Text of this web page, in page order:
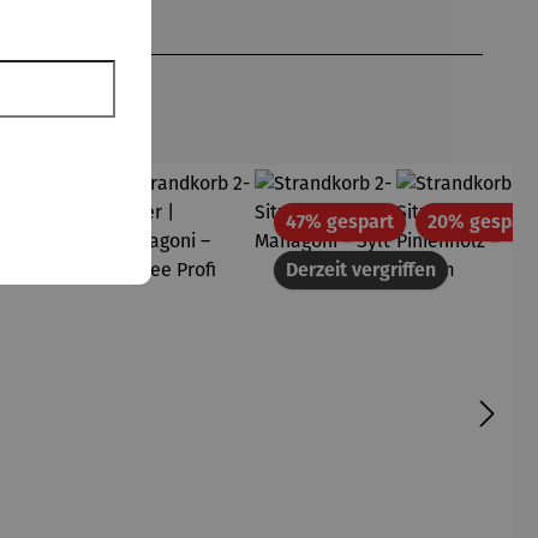
Rabatt
Derzeit vergriffen
47% gespartRabatt20% gespart